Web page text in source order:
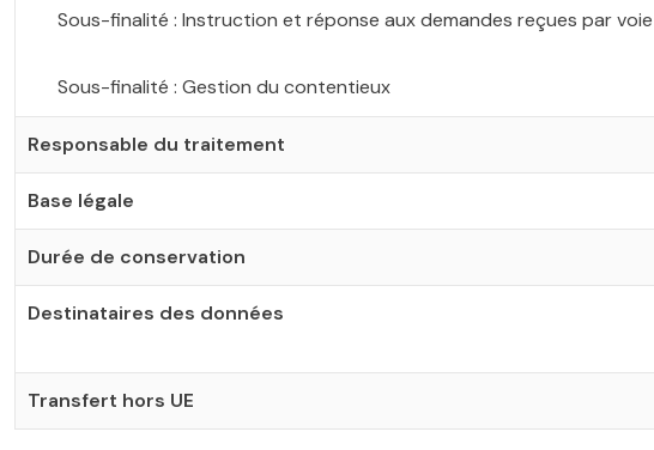
Sous-finalité : Instruction et réponse aux demandes reçues par
Sous-finalité : Gestion du contentieux
Responsable du traitement
Base légale
Durée de conservation
Destinataires des données
Transfert hors UE